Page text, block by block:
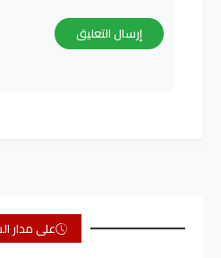
على مدار